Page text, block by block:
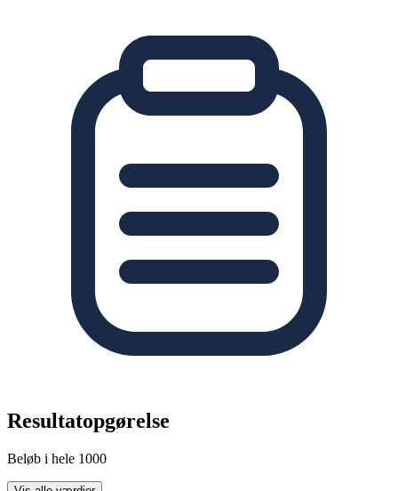
Resultatopgørelse
Beløb i hele 1000